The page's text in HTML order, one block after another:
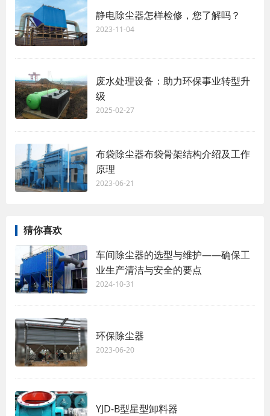
静电除尘器怎样检修，您了解吗？
2023-11-04
废水处理设备：助力环保事业转型升
级
2025-02-27
布袋除尘器布袋骨架结构介绍及工作
原理
2023-06-21
猜你喜欢
车间除尘器的选型与维护——确保工
业生产清洁与安全的要点
2024-10-31
环保除尘器
2023-06-20
YJD-B型星型卸料器